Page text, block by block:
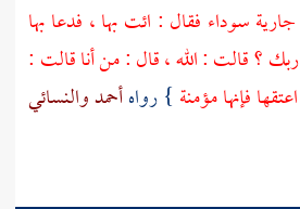
سوداء فقال : ائت بها ، فدعا بها
؟ قالت : الله ، قال : من أنا قالت :
فإنها مؤمنة } رواهأحمدوالنسائي